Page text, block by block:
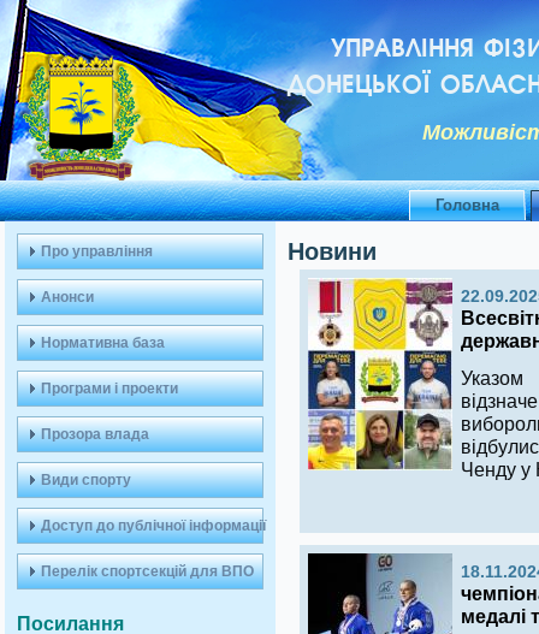
УПРАВЛІННЯ
ДОНЕЦЬКОЇ
Головна
Про управління
Анонси
Нормативна база
Програми і проекти
Прозора влада
Види спорту
Доступ до публічної інформації
Перелік спортсекцій для ВПО
Посилання
Новини
Указом
Ченду у
медалі